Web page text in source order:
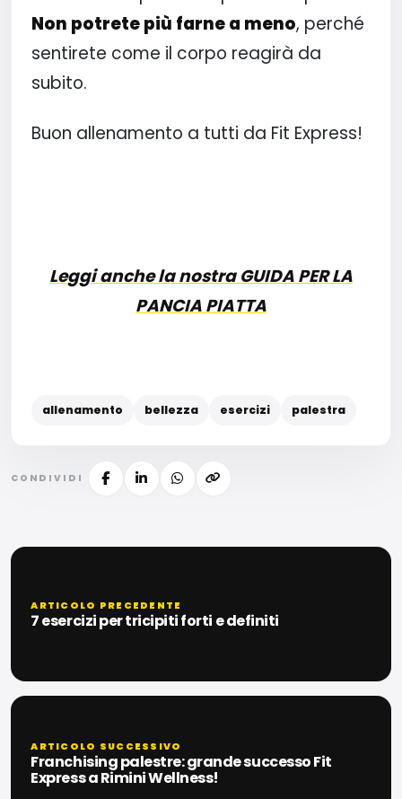
CONDIVIDI
Non potrete più farne a meno, perché
sentirete come il corpo reagirà da
subito.
Buon allenamento a tutti da Fit Express!
Leggi anche la nostra GUIDA PER LA
PANCIA PIATTA
allenamento bellezza esercizi palestra
ARTICOLO PRECEDENTE
7 esercizi per tricipiti forti e definiti
ARTICOLO SUCCESSIVO
Franchising palestre: grande successo Fit
Express a Rimini Wellness!